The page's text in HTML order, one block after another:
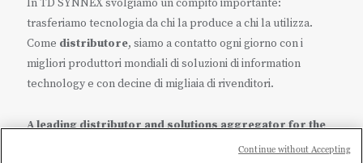
In TD SYNNEX svolgiamo un compito importante:
trasferiamo tecnologia da chi la produce a chi la utilizza.
Come distributore, siamo a contatto ogni giorno con i
migliori produttori mondiali di soluzioni di information
technology e con decine di migliaia di rivenditori.
A leading distributor and solutions aggregator for the
Continue without Accepting